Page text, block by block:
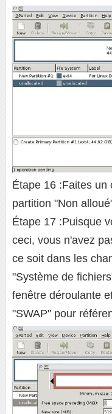
Étape 16 :Faites un
partition "Non
Étape 17 :Puisque
ceci, vous n'avez
ce soit dans les
"Système de
fenêtre déroulante
"SWAP" pour